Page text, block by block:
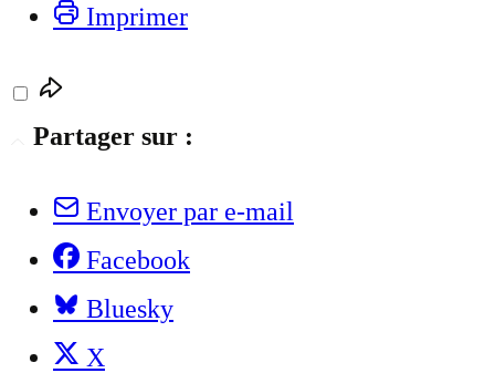
Imprimer
Partager sur :
Envoyer par e-mail
Facebook
Bluesky
X